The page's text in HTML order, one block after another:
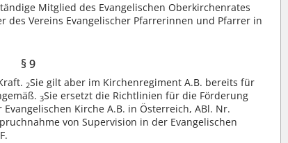
Mitglied des Evangelischen Oberkirchenrates
des Vereins Evangelischer Pfarrerinnen und Pfarrer in
§ 9
2Sie gilt aber im Kirchenregiment A.B. bereits für
3Sie ersetzt die Richtlinien für die Förderung
Kirche A.B. in Österreich, ABl. Nr.
von Supervision in der Evangelischen